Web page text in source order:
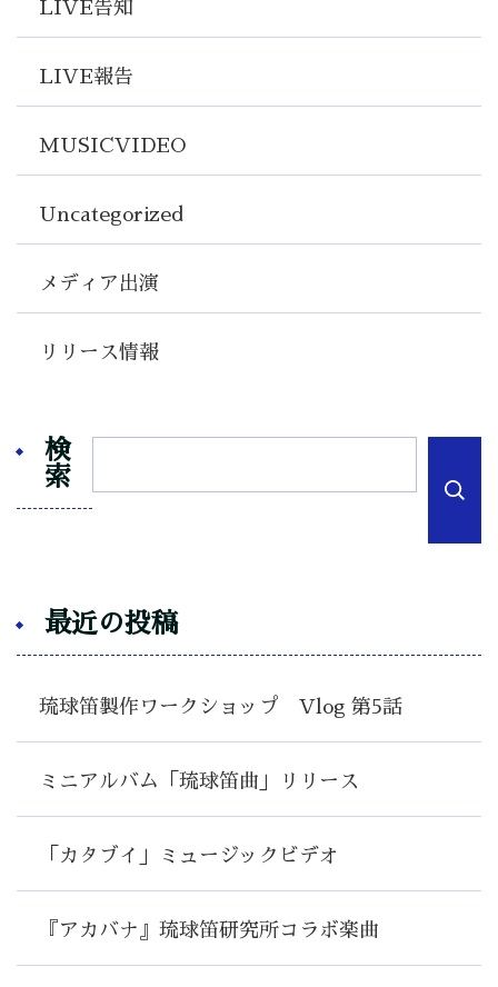
LIVE告知
LIVE報告
MUSICVIDEO
Uncategorized
メディア出演
リリース情報
検
索
最近の投稿
琉球笛製作ワークショップ Vlog 第5話
ミニアルバム「琉球笛曲」リリース
「カタブイ」ミュージックビデオ
『アカバナ』琉球笛研究所コラボ楽曲